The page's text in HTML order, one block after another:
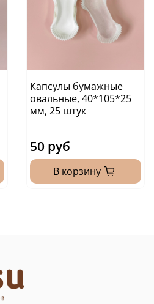
Капсулы бумажные
овальные, 40*105*25
мм, 25 штук
50 руб
В корзину